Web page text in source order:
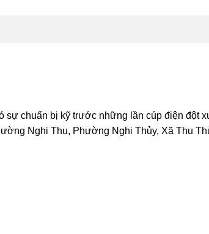
chuẩn bị kỹ trước những lần cúp điện đột
Nghi Thu, Phường Nghi Thủy, Xã Thu